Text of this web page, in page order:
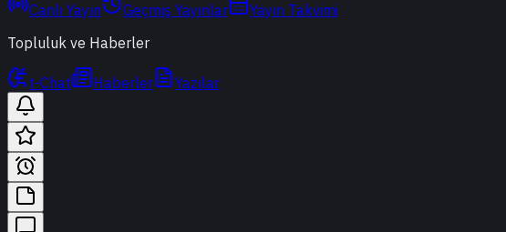
Canlı Yayın Geçmiş Yayınlar
Yayın Takvimi
Topluluk ve Haberler
t-Chat Haberler Yazılar